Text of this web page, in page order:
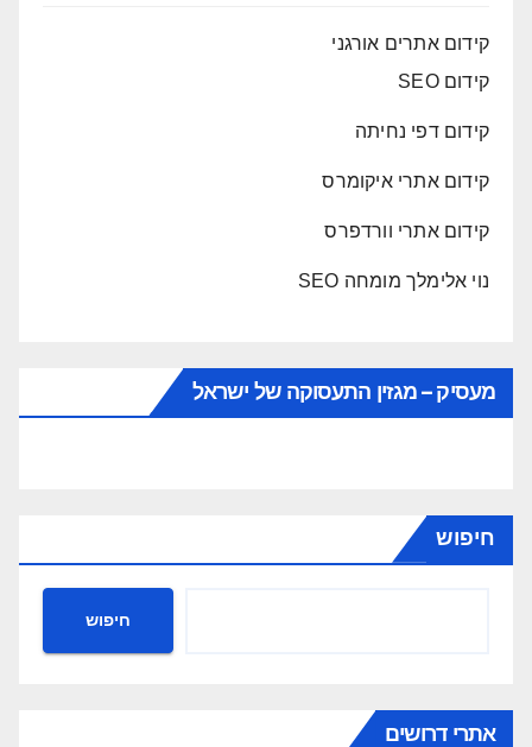
קידום אתרים אורגני
קידום SEO
קידום דפי נחיתה
קידום אתרי איקומרס
קידום אתרי וורדפרס
נוי אלימלך מומחה SEO
מעסיק – מגזין התעסוקה של ישראל
חיפוש
חיפוש
אתרי דרושים